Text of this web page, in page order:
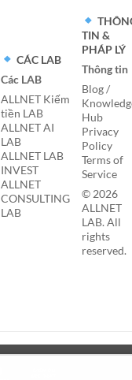
CÁC LAB
Các LAB
ALLNET Kiếm
tiền LAB
ALLNET AI
LAB
ALLNET LAB
INVEST
ALLNET
CONSULTING
LAB
TIN &
PHÁP LÝ
Thông tin
Blog /
Hub
Privacy
Policy
Terms of
Service
© 2026
ALLNET
LAB. All
rights
reserved.